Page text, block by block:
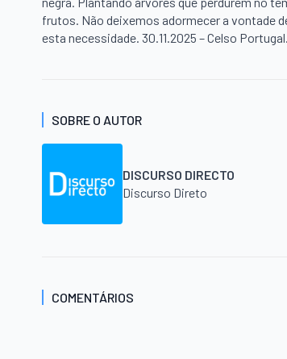
frutos. Não deixemos adormecer a vontade
esta necessidade. 30.11.2025 – Celso Portugal.
SOBRE O AUTOR
DISCURSO DIRECTO
Discurso Direto
COMENTÁRIOS